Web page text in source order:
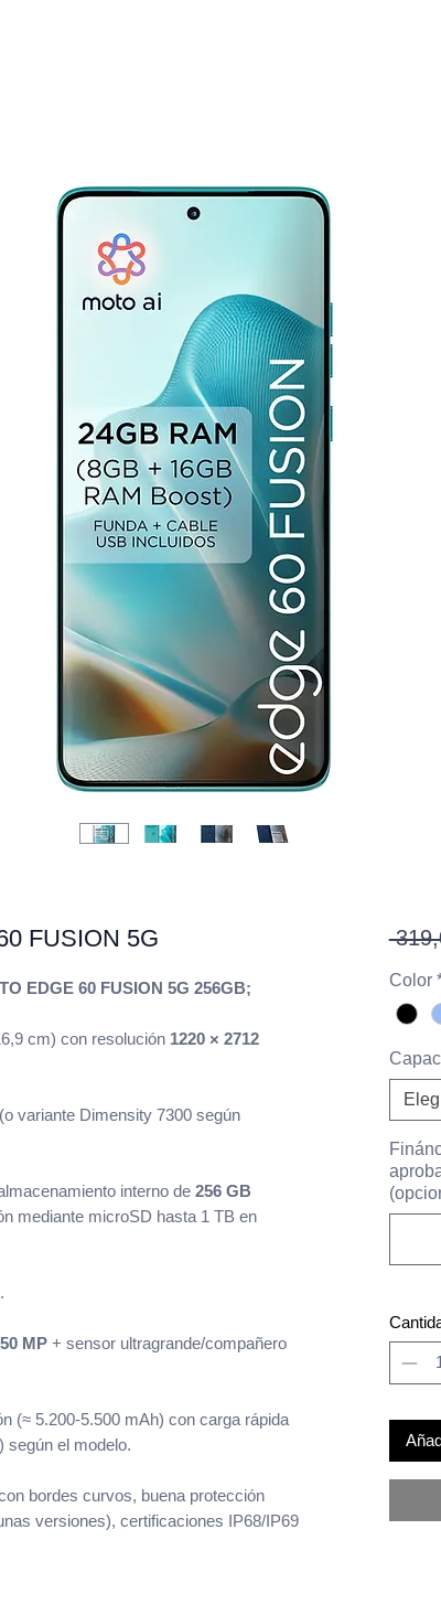
FUSION 5G
EDGE 60 FUSION 5G 256GB;
cm) con resolución 1220 × 2712
variante Dimensity 7300 según
interno de 256 GB
mediante microSD hasta 1 TB en
50 MP + sensor ultragrande/compañero
(≈ 5.200-5.500 mAh) con carga rápida
según el modelo.
bordes curvos, buena protección
versiones), certificaciones IP68/IP69
Color